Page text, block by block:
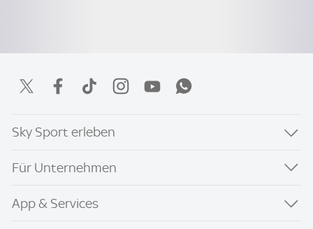
Sky Sport erleben
Für Unternehmen
App & Services